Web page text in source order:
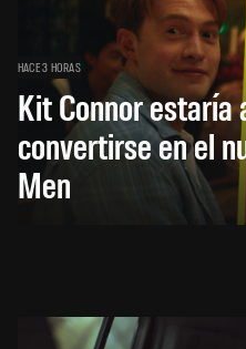
HACE 3 HORAS
Kit Connor estaría
convertirse en el
Men